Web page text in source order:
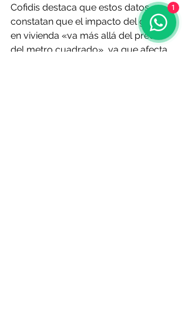
Cofidis destaca que estos datos
constatan que el impacto del gasto
en vivienda «va más allá del precio
del metro cuadrado», ya que afecta
1